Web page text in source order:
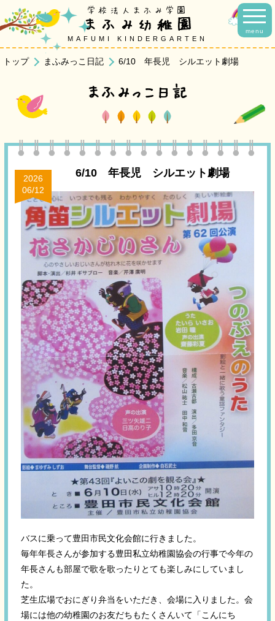
menu
学校法人まふみ学園
まふみ幼稚園
MAFUMI KINDERGARTEN
トップ まふみっこ日記 6/10 年長児 シルエット劇場
まふみっこ日記
6/10 年長児 シルエット劇場
2026
06/12
バスに乗って豊田市民文化会館に行きました。
毎年年長さんが参加する豊田私立幼稚園協会の行事で今年の
年長さんも部屋で歌を歌ったりとても楽しみにしていまし
た。
芝生広場でおにぎり弁当をいただき、会場に入りました。会
場には他の幼稚園のお友だちもたくさんいて「こんにち